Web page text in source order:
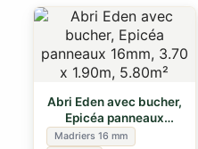
Abri Eden avec bucher,
Epicéa panneaux
16mm, 3.70 x …
Madriers 16 mm